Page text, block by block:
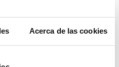
Acerca de las cookies